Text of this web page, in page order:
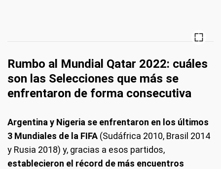
Rumbo al Mundial Qatar 2022: cuáles
son las Selecciones que más se
enfrentaron de forma consecutiva
Argentina y Nigeria se enfrentaron en los últimos
3 Mundiales de la FIFA (Sudáfrica 2010, Brasil 2014
y Rusia 2018) y, gracias a esos partidos,
establecieron el récord de más encuentros